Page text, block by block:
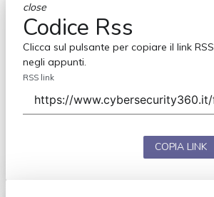
close
Codice Rss
Clicca sul pulsante per copiare il link RSS
negli appunti.
RSS link
COPIA LINK